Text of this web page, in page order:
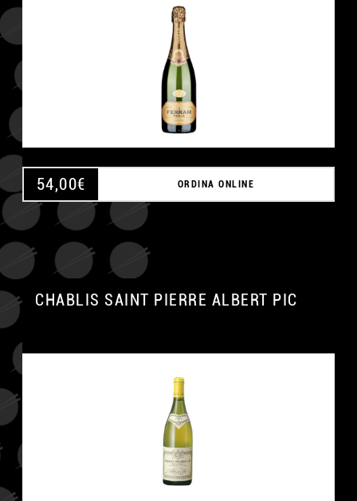
54,00€ ORDINA ONLINE
CHABLIS SAINT PIERRE ALBERT PIC